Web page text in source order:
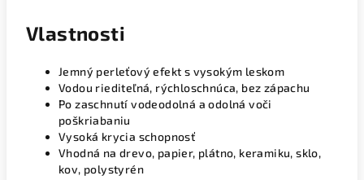
Vlastnosti
Jemný perleťový efekt s vysokým leskom
Vodou riediteľná, rýchloschnúca, bez zápachu
Po zaschnutí vodeodolná a odolná voči
poškriabaniu
Vysoká krycia schopnosť
Vhodná na drevo, papier, plátno, keramiku, sklo,
kov, polystyrén